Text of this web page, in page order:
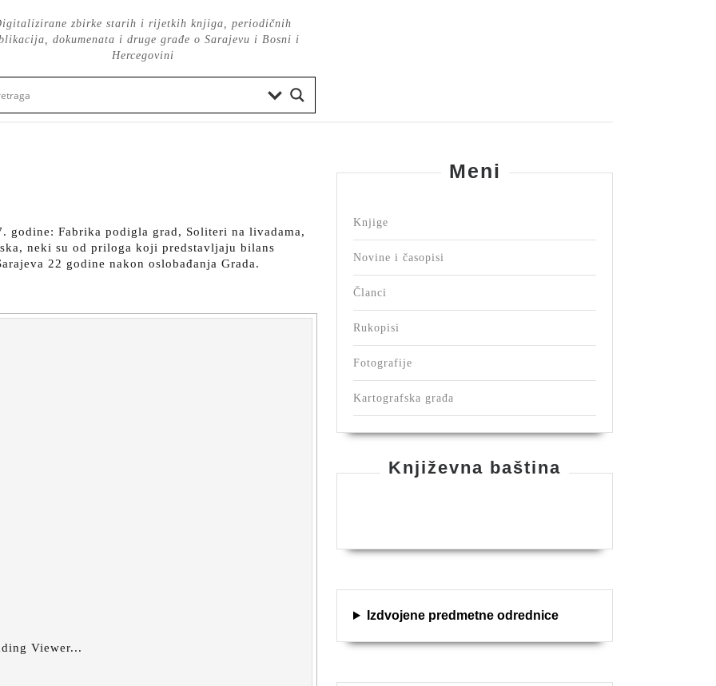
zbirke starih i rijetkih knjiga, periodičnih
dokumenata i druge građe o Sarajevu i Bosni i
Hercegovini
godine: Fabrika podigla grad, Soliteri na livadama,
neki su od priloga koji predstavljaju bilans
22 godine nakon oslobađanja Grada.
Viewer...
Meni
Knjige
Novine i časopisi
Članci
Rukopisi
Fotografije
Kartografska građa
Književna baština
Izdvojene predmetne odrednice